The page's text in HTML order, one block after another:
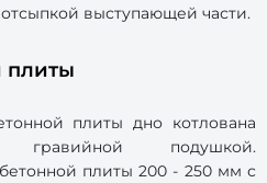
выступающей части.
плиты
плиты дно котлована
гравийной подушкой.
плиты 200 - 250 мм с